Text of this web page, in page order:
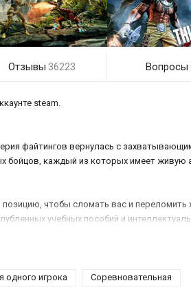
Отзывы 36223 Вопросы
steam.
файтингов вернулась с
каждый из которых имеет живую
чтобы сломать вас и переломить
учебных пособий и
одного игрока Соревновательная